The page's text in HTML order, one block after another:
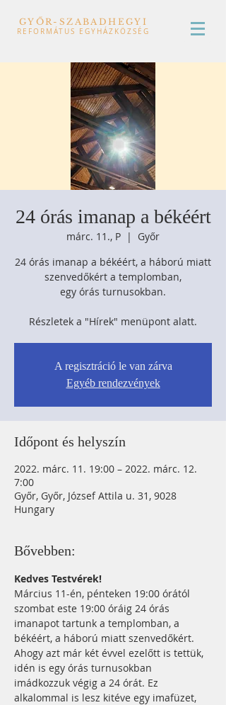
GYŐR-SZABADHEGYI
REFORMÁTUS EGYHÁZKÖZSÉG
24 órás imanap a békéért
márc. 11., P
  |
Győr
24 órás imanap a békéért, a háború miatt
szenvedőkért a templomban,
egy órás turnusokban.
Részletek a "Hírek" menüpont alatt.
A regisztráció le van zárva
Egyéb rendezvények
Időpont és helyszín
2022. márc. 11. 19:00 – 2022. márc. 12.
7:00
Győr, Győr, József Attila u. 31, 9028
Hungary
Bővebben:
Kedves Testvérek!
Március 11-én, pénteken 19:00 órától
szombat este 19:00 óráig 24 órás
imanapot tartunk a templomban, a
békéért, a háború miatt szenvedőkért.
Ahogy azt már két évvel ezelőtt is tettük,
idén is egy órás turnusokban
imádkozzuk végig a 24 órát. Ez
alkalommal is lesz kitéve egy imafüzet,